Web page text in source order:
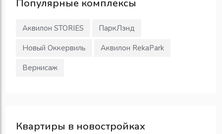
Популярные комплексы
Аквилон STORIES
ПаркЛэнд
Новый Оккервиль
Аквилон RekaPark
Вернисаж
Квартиры в новостройках